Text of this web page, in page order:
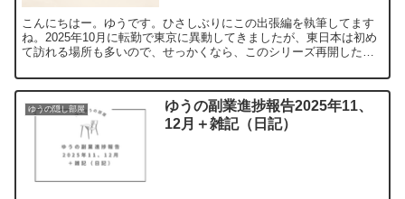
こんにちはー。ゆうです。ひさしぶりにこの出張編を執筆してます
ね。2025年10月に転勤で東京に異動してきましたが、東日本は初め
て訪れる場所も多いので、せっかくなら、このシリーズ再開したい
ゆうの隠し部屋
ゆうの副業進捗報告2025年11、
12月＋雑記（日記）